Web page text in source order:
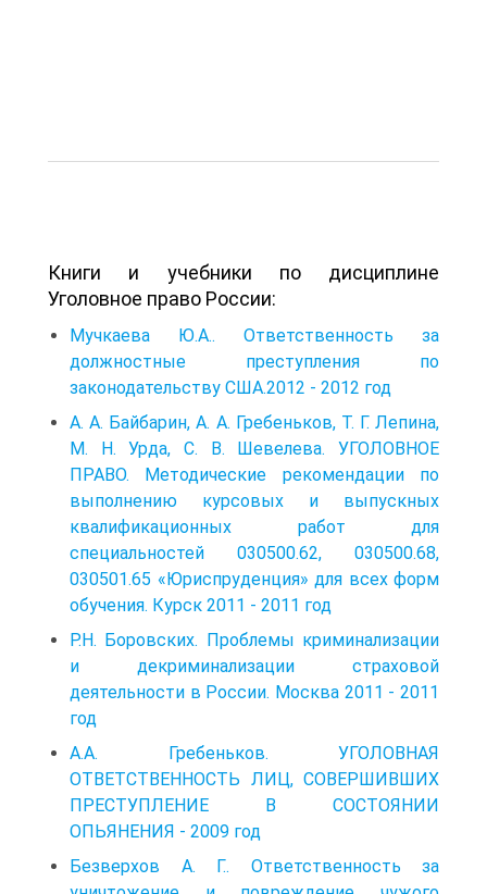
Книги и учебники по дисциплине
Уголовное право России:
Мучкаева Ю.А.. Ответственность за
должностные преступления по
законодательству США.2012 - 2012 год
А. А. Байбарин, А. А. Гребеньков, Т. Г. Лепина,
М. Н. Урда, С. В. Шевелева. УГОЛОВНОЕ
ПРАВО. Методические рекомендации по
выполнению курсовых и выпускных
квалификационных работ для
специальностей 030500.62, 030500.68,
030501.65 «Юриспруденция» для всех форм
обучения. Курск 2011 - 2011 год
Р.Н. Боровских. Проблемы криминализации
и декриминализации страховой
деятельности в России. Москва 2011 - 2011
год
А.А. Гребеньков. УГОЛОВНАЯ
ОТВЕТСТВЕННОСТЬ ЛИЦ, СОВЕРШИВШИХ
ПРЕСТУПЛЕНИЕ В СОСТОЯНИИ
ОПЬЯНЕНИЯ - 2009 год
Безверхов А. Г.. Ответственность за